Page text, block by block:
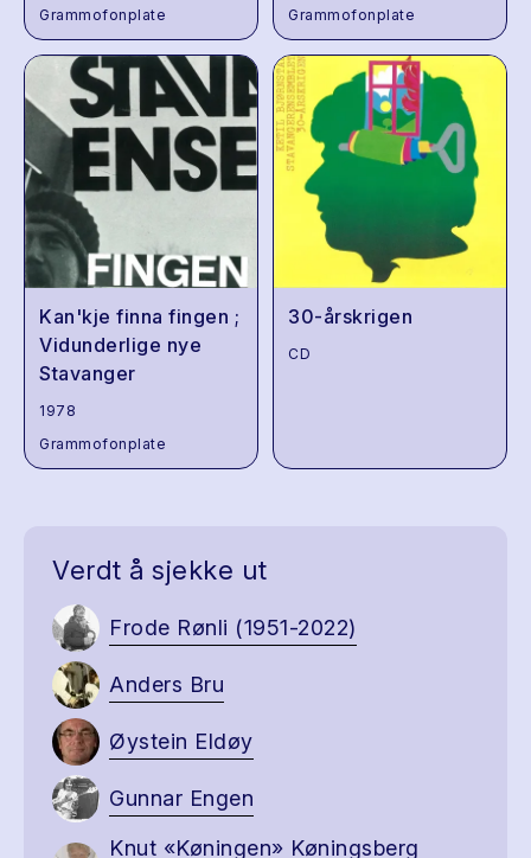
Grammofonplate
Grammofonplate
Kan'kje finna fingen ;
Vidunderlige nye
Stavanger
1978
Grammofonplate
30-årskrigen
CD
Verdt å sjekke ut
Frode Rønli (1951-2022)
Anders Bru
Øystein Eldøy
Gunnar Engen
Knut «Køningen» Køningsberg